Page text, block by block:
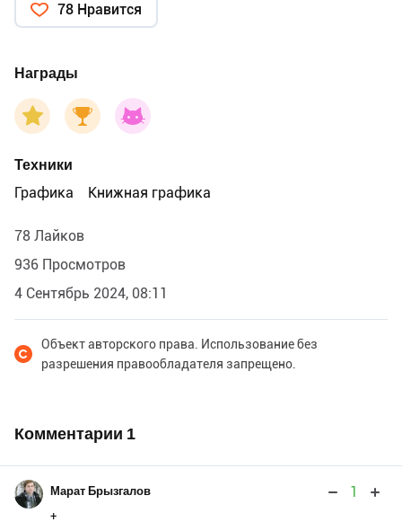
78 Нравится
Награды
Техники
Графика
Книжная графика
78 Лайков
936 Просмотров
4 Сентябрь 2024, 08:11
Объект авторского права. Использование без
разрешения правообладателя запрещено.
Комментарии 1
Марат Брызгалов 1
+